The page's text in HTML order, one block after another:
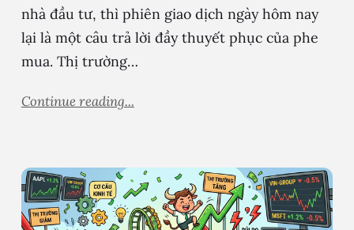
nhà đầu tư, thì phiên giao dịch ngày hôm nay
lại là một câu trả lời đầy thuyết phục của phe
mua. Thị trường…
Continue reading...